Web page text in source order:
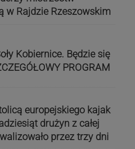
w Rajdzie Rzeszowskim
Kobiernice. Będzie się
PROGRAM
europejskiego kajak
drużyn z całej
przez trzy dni